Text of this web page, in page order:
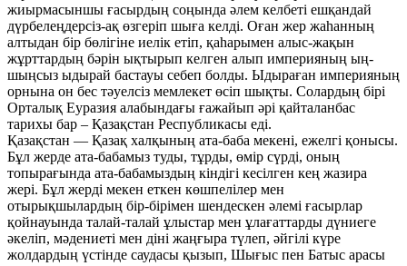
жиырмасыншы ғасырдың соңында әлем келбеті ешқандай
дүрбелеңдерсіз-ақ өзгеріп шыға келді. Оған жер жаһанның
алтыдан бір бөлігіне иелік етіп, қаһарымен алыс-жақын
жұрттардың бәрін ықтырып келген алып империяның ың-
шыңсыз ыдырай бастауы себеп болды. Ыдыраған империяның
орнына он бес тәуелсіз мемлекет өсіп шықты. Солардың бірі
Орталық Еуразия алабындағы ғажайып әрі қайталанбас
тарихы бар – Қазақстан Республикасы еді.
Қазақстан — Қазақ халқының ата-баба мекені, ежелгі қонысы.
Бұл жерде ата-бабамыз туды, тұрды, өмір сүрді, оның
топырағында ата-бабамыздың кіндігі кесілген кең жазира
жері. Бұл жерді мекен еткен көшпелілер мен
отырықшылардың бір-бірімен шендескен әлемі ғасырлар
қойнауында талай-талай ұлыстар мен ұлағаттарды дүниеге
әкеліп, мәдениеті мен діні жаңғыра түлеп, әйгілі күре
жолдардың үстінде саудасы қызып, Шығыс пен Батыс арасы